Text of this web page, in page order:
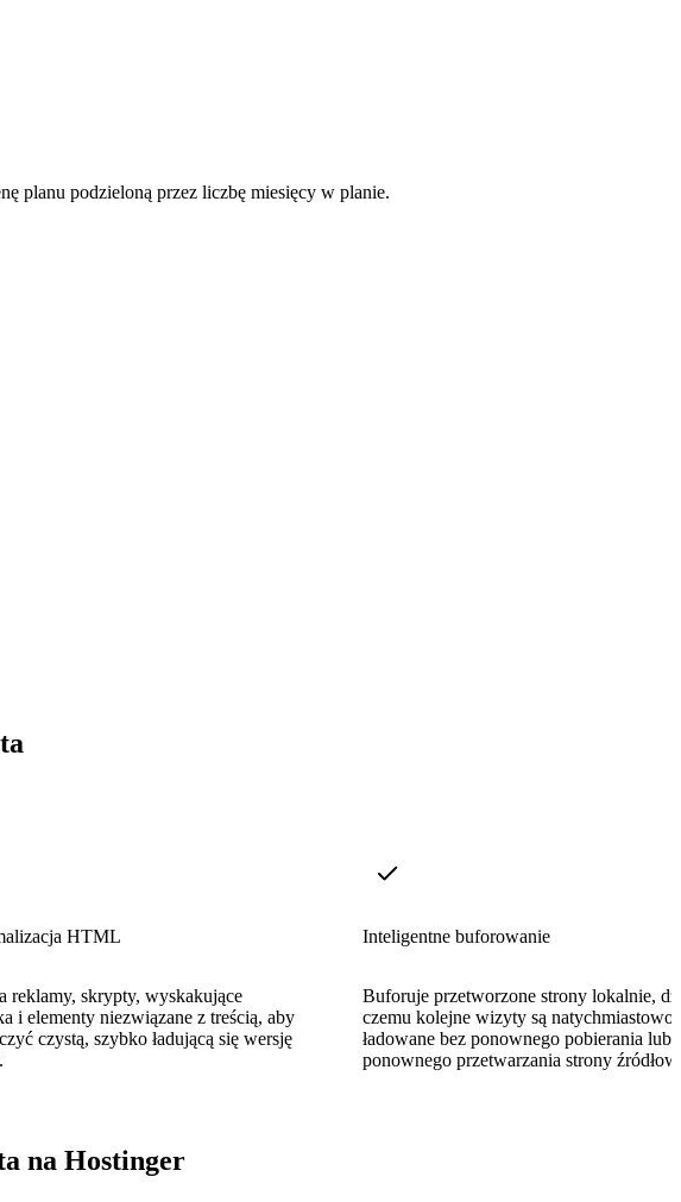
planu podzieloną przez liczbę miesięcy w planie.
HTML
reklamy, skrypty, wyskakujące
i elementy niezwiązane z treścią, aby
czystą, szybko ładującą się wersję
Inteligentne buforowanie
Buforuje przetworzone strony lokalnie,
czemu kolejne wizyty są natychmiastowo
ładowane bez ponownego pobierania lub
ponownego przetwarzania strony
na Hostinger